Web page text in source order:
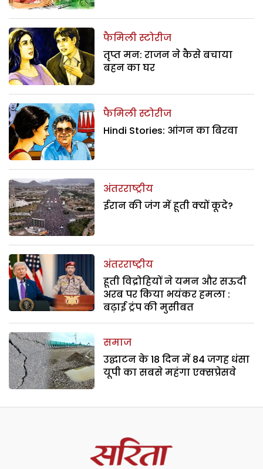
फैमिली स्टोरीज
तृप्त मन: राजन ने कैसे बचाया
बहन का घर
फैमिली स्टोरीज
Hindi Stories: आंगन का बिरवा
अंतरराष्ट्रीय
ईरान की जंग में हूती क्यों कूदे?
अंतरराष्ट्रीय
हूती विद्रोहियों ने यमन और सऊदी
अरब पर किया भयंकर हमला :
बढ़ाई ट्रंप की मुसीबत
समाज
उद्घाटन के 18 दिन में 84 जगह धंसा
यूपी का सबसे महंगा एक्सप्रेसवे